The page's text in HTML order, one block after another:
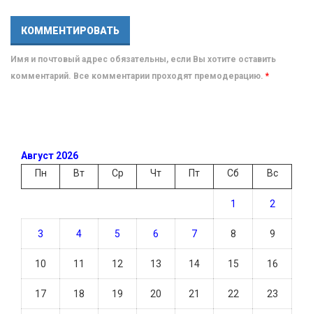
Имя и почтовый адрес обязательны, если Вы хотите оставить
комментарий. Все комментарии проходят премодерацию. *
Август 2026
Пн
Вт Ср Чт Пт Сб Вс
1 2
3 4 5 6 7 8 9
10 11 12 13 14 15 16
17 18 19 20 21 22 23